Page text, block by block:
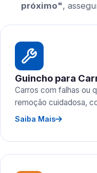
próximo",
Guincho para
Carros com falhas ou
remoção cuidadosa,
Saiba Mais